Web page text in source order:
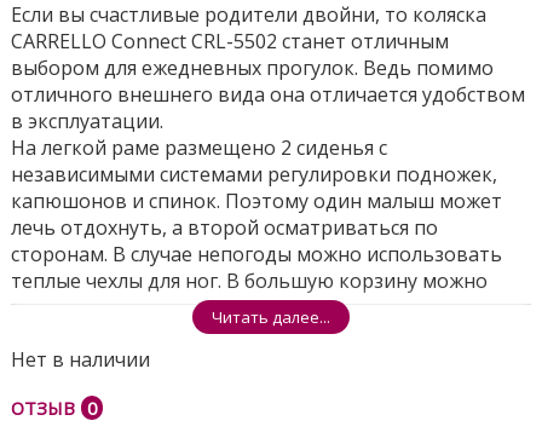
Если вы счастливые родители двойни, то коляска
CARRELLO Connect CRL-5502 станет отличным
выбором для ежедневных прогулок. Ведь помимо
отличного внешнего вида она отличается удобством
в эксплуатации.
На легкой раме размещено 2 сиденья с
независимыми системами регулировки подножек,
капюшонов и спинок. Поэтому один малыш может
лечь отдохнуть, а второй осматриваться по
сторонам. В случае непогоды можно использовать
теплые чехлы для ног. В большую корзину можно
сложить покупки и игрушки.
Коляска CARRELLO Connect прослужит вам
длительное время от 6 мес до 3-4 лет. Она имеет
неровности, а детки не заметят ухабов, благодаря
Читать далее...
Нет в наличии
ОТЗЫВ 0